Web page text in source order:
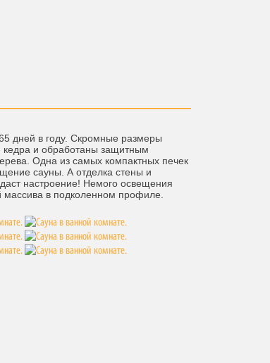
дней в году. Скромные размеры
кедра и обработаны защитным
Одна из самых компактных печек
сауны. А отделка стены и
настроение! Немого освещения
массива в подколенном профиле.